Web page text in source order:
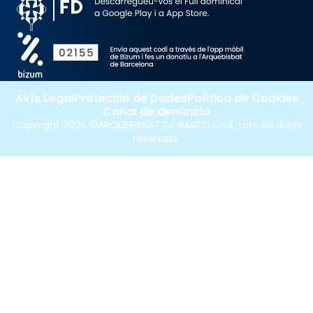
Copyright 2026 ©ARQUEBISBAT DE BARCELONA, tots els drets
reservats.
Avís LegalProtecció de DadesPolítica de Cookies
Canal de denúncia